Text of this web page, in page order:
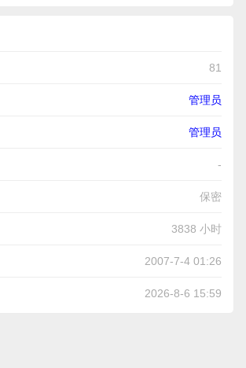
81
管理员
管理员
-
保密
3838 小时
2007-7-4 01:26
2026-8-6 15:59